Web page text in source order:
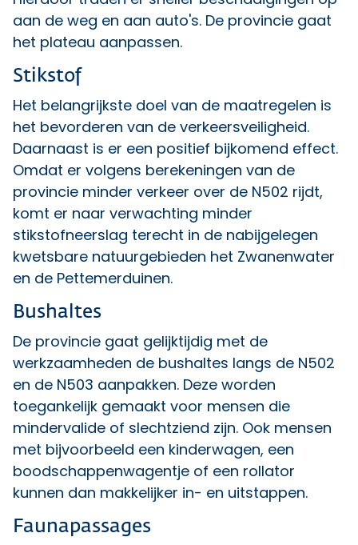
aan de weg en aan auto's. De provincie gaat
het plateau aanpassen.
Stikstof
Het belangrijkste doel van de maatregelen is
het bevorderen van de verkeersveiligheid.
Daarnaast is er een positief bijkomend effect.
Omdat er volgens berekeningen van de
provincie minder verkeer over de N502 rijdt,
komt er naar verwachting minder
stikstofneerslag terecht in de nabijgelegen
kwetsbare natuurgebieden het Zwanenwater
en de Pettemerduinen.
Bushaltes
De provincie gaat gelijktijdig met de
werkzaamheden de bushaltes langs de N502
en de N503 aanpakken. Deze worden
toegankelijk gemaakt voor mensen die
mindervalide of slechtziend zijn. Ook mensen
met bijvoorbeeld een kinderwagen, een
boodschappenwagentje of een rollator
kunnen dan makkelijker in- en uitstappen.
Faunapassages